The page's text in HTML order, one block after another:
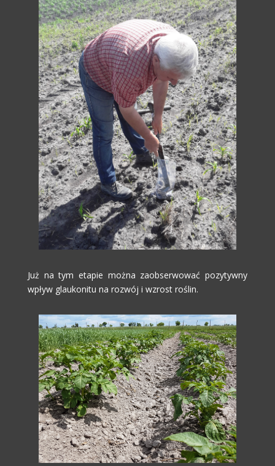
Już na tym etapie można zaobserwować pozytywny
wpływ glaukonitu na rozwój i wzrost roślin.